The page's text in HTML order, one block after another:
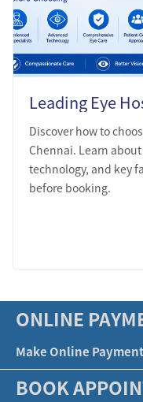
Discover how to
Chennai. Learn
technology, and key
before booking.
ONLINE
Make Online Payment
BOOK